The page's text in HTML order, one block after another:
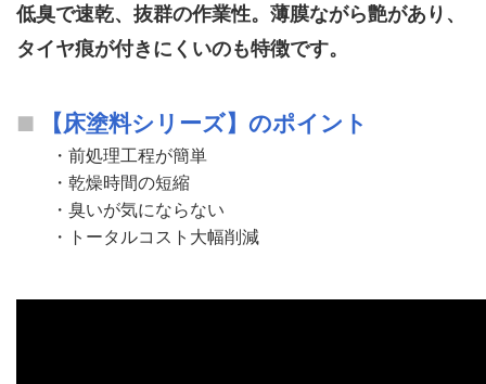
低臭で速乾、抜群の作業性。薄膜ながら艶があり、
タイヤ痕が付きにくいのも特徴です。
【床塗料シリーズ】のポイント
・前処理工程が簡単
・乾燥時間の短縮
・臭いが気にならない
・トータルコスト大幅削減